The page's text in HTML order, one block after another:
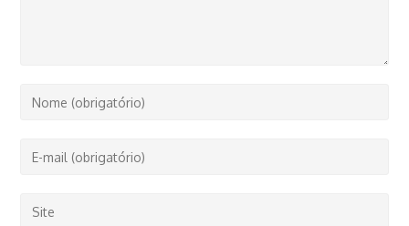
Digite
ou
de
Digite
de
Digite